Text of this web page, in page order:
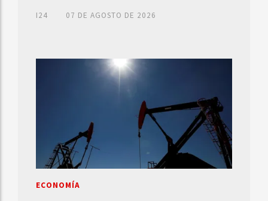
I24 07 DE AGOSTO DE 2026
ECONOMÍA